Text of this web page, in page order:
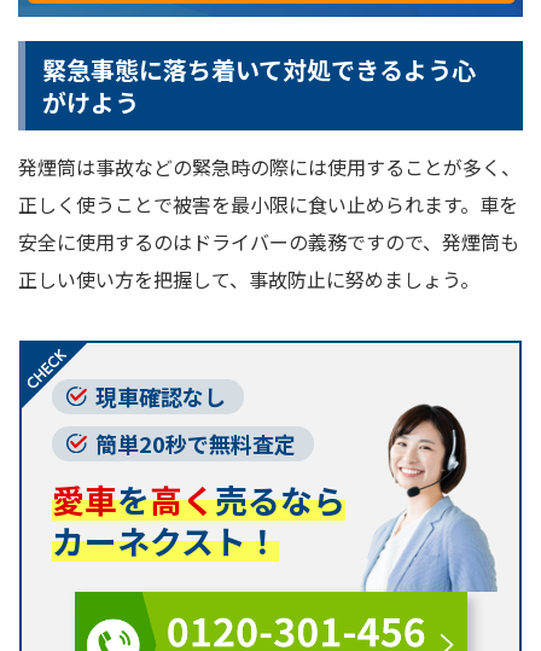
緊急事態に落ち着いて対処できるよう心
がけよう
発煙筒は事故などの緊急時の際には使用することが多く、
正しく使うことで被害を最小限に食い止められます。車を
安全に使用するのはドライバーの義務ですので、発煙筒も
正しい使い方を把握して、事故防止に努めましょう。
現車確認なし
簡単20秒で無料査定
愛車を高く売るなら
カーネクスト！